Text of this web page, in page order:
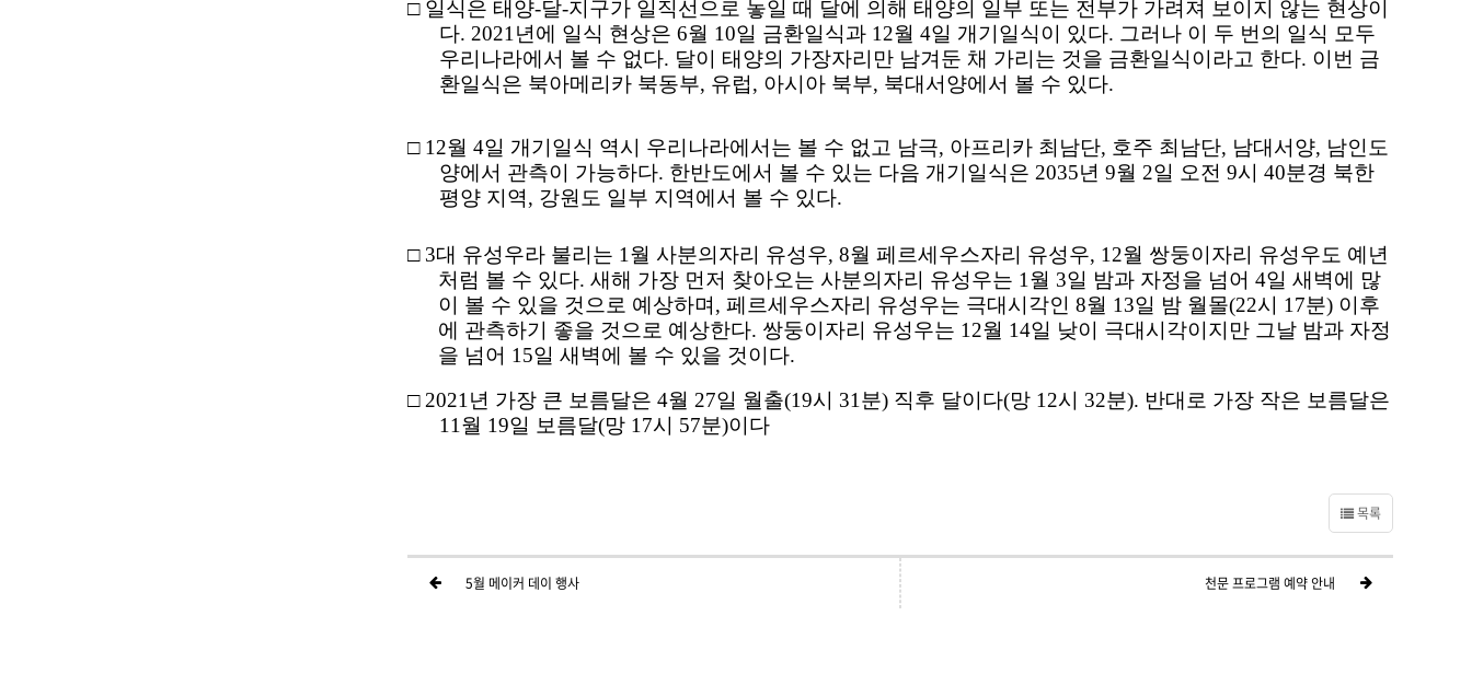
□ 일식은 태양-달-지구가 일직선으로 놓일 때 달에 의해 태양의 일부 또는 전부가 가려져 보이지 않는 현상이
다. 2021 년에 일식 현상은6월 10일 금환일식과 12월4일 개기일식이 있다. 그러나 이 두 번의 일식 모두
우리나라에서 볼 수 없다. 달이 태양의 가장자리만 남겨둔 채 가리는 것을 금환일식이라고 한다. 이번 금
환일식은 북아메리카 북동부, 유럽, 아시아 북부, 북대서양에서 볼 수 있다.
□ 12월 4일 개기일식 역시 우리나라에서는 볼 수 없고 남극, 아프리카 최남단, 호주 최남단, 남대서양, 남인도
양에서 관측이 가능하다. 한반도에서 볼 수 있는 다음 개기일식은 2035년9월 2일 오전9시40분경 북한
평양 지역, 강원도 일부 지역에서 볼 수 있다.
□ 3대 유성우라 불리는 1 월 사분의자리 유성우, 8월 페르세우스자리 유성우, 12월 쌍둥이자리 유성우도 예년
처럼 볼 수 있다.새해 가장 먼저 찾아오는 사분의자리 유성우는 1 월 3일 밤과 자정을 넘어4일 새벽에 많
이 볼 수 있을 것으로 예상하며,페르세우스자리 유성우는 극대시각인8월 13일 밤 월몰(22시 17분) 이후
에 관측하기 좋을 것으로 예상한다. 쌍둥이자리 유성우는 12월 14일 낮이 극대시각이지만 그날 밤과 자정
을 넘어 15일 새벽에 볼 수 있을 것이다.
□ 2021 년 가장 큰 보름달은 4월 27일 월출(19시 31 분) 직후 달이다(망 12시 32분). 반대로 가장 작은 보름달은
11 월 19일 보름달(망 17시 57분)이다
목록
5월 메이커 데이 행사 천문 프로그램 예약 안내